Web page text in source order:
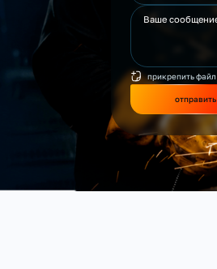
прикрепить файл
отправить